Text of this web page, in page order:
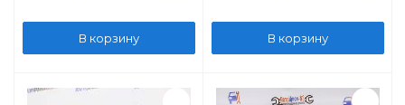
В корзину В корзину